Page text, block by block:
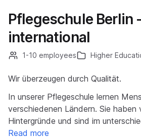
Pflegeschule Berlin -
international
1-10 employees Higher
Wir überzeugen durch Qualität.
In unserer Pflegeschule lernen
verschiedenen Ländern. Sie haben
Hintergründe und sind im
Read more